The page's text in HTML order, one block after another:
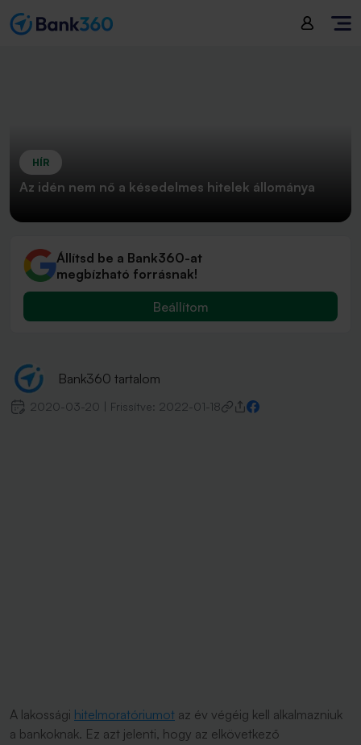
HÍR
Az idén nem nő a késedelmes hitelek állománya
Állítsd be a Bank360-at
megbízható forrásnak!
Beállítom
Bank360 tartalom
2020-03-20 Frissítve: 2022-01-18
A lakossági hitelmoratóriumot az év végéig kell alkalmazniuk
a bankoknak. Ez azt jelenti, hogy az elkövetkező